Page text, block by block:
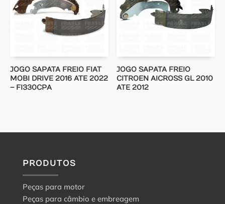
JOGO SAPATA FREIO FIAT
MOBI DRIVE 2016 ATE 2022
– FI330CPA
JOGO SAPATA FREIO
CITROEN AICROSS GL 2010
ATE 2012
PRODUTOS
Peças para motor
Peças para câmbio e embreagem